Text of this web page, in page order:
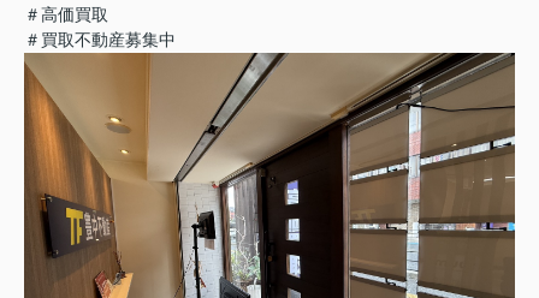
＃高価買取
＃買取不動産募集中